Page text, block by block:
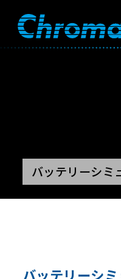
バッテリーシミ
バッテリーシ